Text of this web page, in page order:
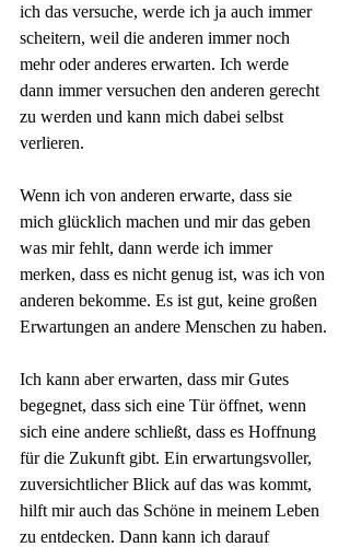
ich das versuche, werde ich ja auch immer
scheitern, weil die anderen immer noch
mehr oder anderes erwarten. Ich werde
dann immer versuchen den anderen gerecht
zu werden und kann mich dabei selbst
verlieren.
Wenn ich von anderen erwarte, dass sie
mich glücklich machen und mir das geben
was mir fehlt, dann werde ich immer
merken, dass es nicht genug ist, was ich von
anderen bekomme. Es ist gut, keine großen
Erwartungen an andere Menschen zu haben.
Ich kann aber erwarten, dass mir Gutes
begegnet, dass sich eine Tür öffnet, wenn
sich eine andere schließt, dass es Hoffnung
für die Zukunft gibt. Ein erwartungsvoller,
zuversichtlicher Blick auf das was kommt,
hilft mir auch das Schöne in meinem Leben
zu entdecken. Dann kann ich darauf